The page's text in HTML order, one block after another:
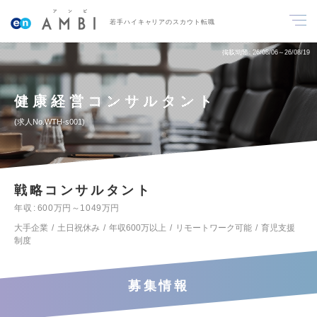
若手ハイキャリアのスカウト転職
掲載期間 26/08/06～26/08/19
健康経営コンサルタント
求人No.WTH-s001
戦略コンサルタント
年収
600万円～1049万円
大手企業
土日祝休み 年収600万以上 リモートワーク可能
育児支援
制度
募集情報